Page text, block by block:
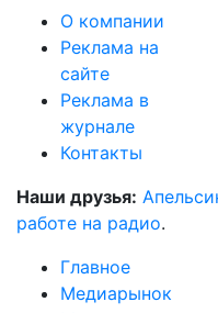
О компании
Реклама на
сайте
Реклама в
журнале
Контакты
Наши друзья:
работе на радио.
Главное
Медиарынок